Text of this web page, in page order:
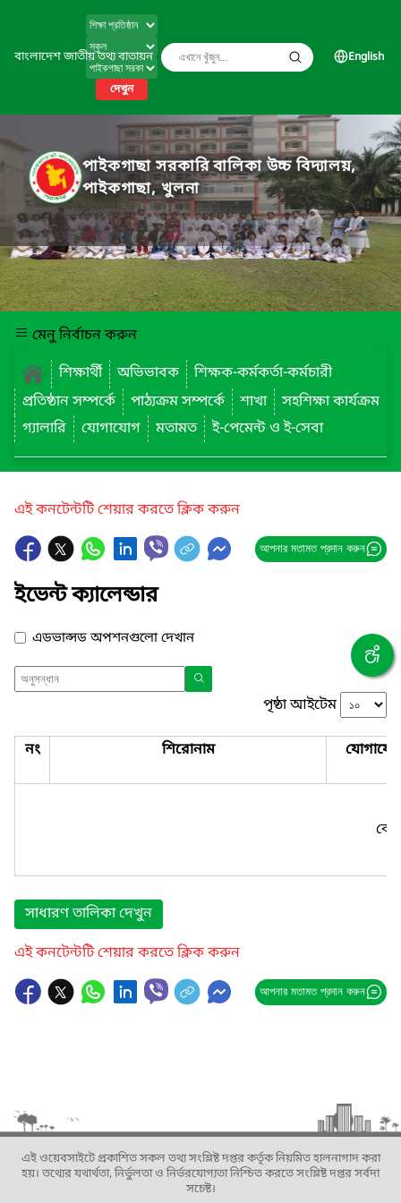
বাংলাদেশ জাতীয় তথ্য বাতায়ন
দেখুন
English
পাইকগাছা সরকারি বালিকা উচ্চ বিদ্যালয়,
পাইকগাছা, খুলনা
মেনু নির্বাচন করুন
শিক্ষার্থী
অভিভাবক
শিক্ষক-কর্মকর্তা-কর্মচারী
প্রতিষ্ঠান সম্পর্কে
পাঠ্যক্রম সম্পর্কে শাখা
সহশিক্ষা কার্যক্রম
গ্যালারি
যোগাযোগ মতামত ই-পেমেন্ট ও ই-সেবা
এই কনটেন্টটি শেয়ার করতে ক্লিক করুন
আপনার মতামত প্রদান করুন
ইভেন্ট ক্যালেন্ডার
এডভান্সড অপশনগুলো দেখান
পৃষ্ঠা আইটেম
নং শিরোনাম
সাধারণ তালিকা দেখুন
এই কনটেন্টটি শেয়ার করতে ক্লিক করুন
আপনার মতামত প্রদান করুন
এই ওয়েবসাইটে প্রকাশিত সকল তথ্য সংশ্লিষ্ট দপ্তর কর্তৃক নিয়মিত হালনাগাদ করা
হয়। তথ্যের যথার্থতা, নির্ভুলতা ও নির্ভরযোগ্যতা নিশ্চিত করতে সংশ্লিষ্ট দপ্তর সর্বদা
সচেষ্ট।